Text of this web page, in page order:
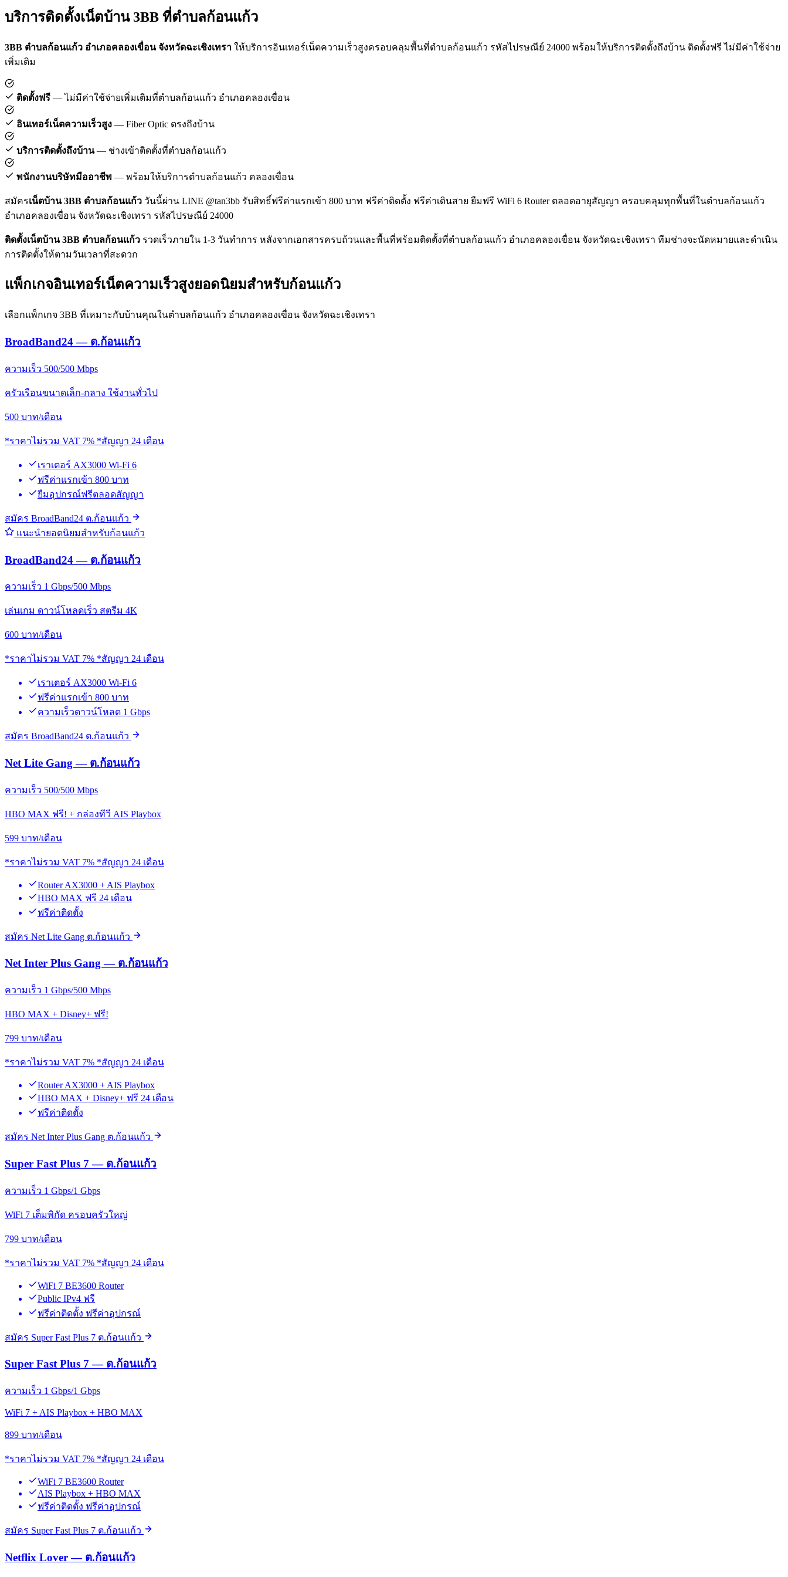
บริการติดตั้งเน็ตบ้าน 3BB ที่ตำบลก้อนแก้ว
3BB ตำบลก้อนแก้ว อำเภอคลองเขื่อน จังหวัดฉะเชิงเทรา ให้บริการอินเทอร์เน็ตความเร็วสูงครอบคลุมพื้นที่ตำบลก้อนแก้ว รหัสไปรษณีย์ 24000 พร้อมให้บริการติดตั้งถึงบ้าน ติดตั้งฟรี ไม่มีค่าใช้จ่าย
เพิ่มเติม
ติดตั้งฟรี — ไม่มีค่าใช้จ่ายเพิ่มเติมที่ตำบลก้อนแก้ว อำเภอคลองเขื่อน
อินเทอร์เน็ตความเร็วสูง — Fiber Optic ตรงถึงบ้าน
บริการติดตั้งถึงบ้าน— ช่างเข้าติดตั้งที่ตำบลก้อนแก้ว
พนักงานบริษัทมืออาชีพ — พร้อมให้บริการตำบลก้อนแก้ว คลองเขื่อน
สมัครเน็ตบ้าน 3BB ตำบลก้อนแก้ว วันนี้ผ่าน LINE @tan3bb รับสิทธิ์ฟรีค่าแรกเข้า 800 บาท ฟรีค่าติดตั้ง ฟรีค่าเดินสาย ยืมฟรี WiFi 6 Router ตลอดอายุสัญญา ครอบคลุมทุกพื้นที่ในตำบลก้อนแก้ว
อำเภอคลองเขื่อน จังหวัดฉะเชิงเทรา รหัสไปรษณีย์ 24000
ติดตั้งเน็ตบ้าน 3BB ตำบลก้อนแก้ว รวดเร็วภายใน 1-3 วันทำการ หลังจากเอกสารครบถ้วนและพื้นที่พร้อมติดตั้งที่ตำบลก้อนแก้ว อำเภอคลองเขื่อน จังหวัดฉะเชิงเทรา ทีมช่างจะนัดหมายและดำเนิน
การติดตั้งให้ตามวันเวลาที่สะดวก
แพ็กเกจอินเทอร์เน็ตความเร็วสูงยอดนิยมสำหรับก้อนแก้ว
เลือกแพ็กเกจ 3BB ที่เหมาะกับบ้านคุณในตำบลก้อนแก้ว อำเภอคลองเขื่อน จังหวัดฉะเชิงเทรา
BroadBand24 — ต.ก้อนแก้ว
ความเร็ว 500/500 Mbps
ครัวเรือนขนาดเล็ก-กลาง ใช้งานทั่วไป
500 บาท/เดือน
*ราคาไม่รวม VAT 7% *สัญญา 24 เดือน
เราเตอร์ AX3000 Wi-Fi 6
ฟรีค่าแรกเข้า 800 บาท
ยืมอุปกรณ์ฟรีตลอดสัญญา
สมัคร BroadBand24 ต.ก้อนแก้ว
แนะนำยอดนิยมสำหรับก้อนแก้ว
BroadBand24 — ต.ก้อนแก้ว
ความเร็ว 1 Gbps/500 Mbps
เล่นเกม ดาวน์โหลดเร็ว สตรีม 4K
600 บาท/เดือน
*ราคาไม่รวม VAT 7% *สัญญา 24 เดือน
เราเตอร์ AX3000 Wi-Fi 6
ฟรีค่าแรกเข้า 800 บาท
ความเร็วดาวน์โหลด 1 Gbps
สมัคร BroadBand24 ต.ก้อนแก้ว
Net Lite Gang — ต.ก้อนแก้ว
ความเร็ว 500/500 Mbps
HBO MAX ฟรี! + กล่องทีวี AIS Playbox
599 บาท/เดือน
*ราคาไม่รวม VAT 7% *สัญญา 24 เดือน
Router AX3000 + AIS Playbox
HBO MAX ฟรี 24 เดือน
ฟรีค่าติดตั้ง
สมัคร Net Lite Gang ต.ก้อนแก้ว
Net Inter Plus Gang — ต.ก้อนแก้ว
ความเร็ว 1 Gbps/500 Mbps
HBO MAX + Disney+ ฟรี!
799 บาท/เดือน
*ราคาไม่รวม VAT 7% *สัญญา 24 เดือน
Router AX3000 + AIS Playbox
HBO MAX + Disney+ ฟรี 24 เดือน
ฟรีค่าติดตั้ง
สมัคร Net Inter Plus Gang ต.ก้อนแก้ว
Super Fast Plus 7 — ต.ก้อนแก้ว
ความเร็ว 1 Gbps/1 Gbps
WiFi 7 เต็มพิกัด ครอบครัวใหญ่
799 บาท/เดือน
*ราคาไม่รวม VAT 7% *สัญญา 24 เดือน
WiFi 7 BE3600 Router
Public IPv4 ฟรี
ฟรีค่าติดตั้ง ฟรีค่าอุปกรณ์
สมัคร Super Fast Plus 7 ต.ก้อนแก้ว
Super Fast Plus 7 — ต.ก้อนแก้ว
ความเร็ว 1 Gbps/1 Gbps
WiFi 7 + AIS Playbox + HBO MAX
899 บาท/เดือน
*ราคาไม่รวม VAT 7% *สัญญา 24 เดือน
WiFi 7 BE3600 Router
AIS Playbox + HBO MAX
ฟรีค่าติดตั้ง ฟรีค่าอุปกรณ์
สมัคร Super Fast Plus 7 ต.ก้อนแก้ว
Netflix Lover — ต.ก้อนแก้ว